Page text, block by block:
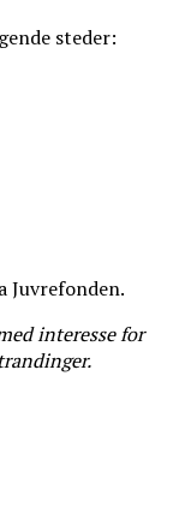
steder:
Juvrefonden.
interesse for